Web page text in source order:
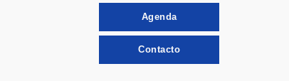
Agenda
Contacto